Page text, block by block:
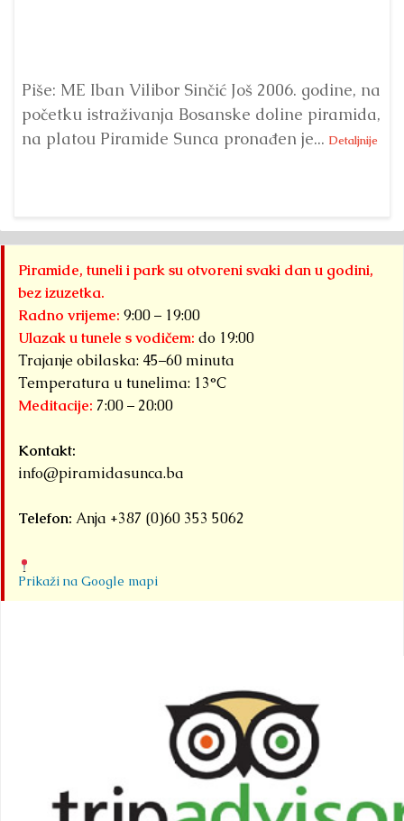
Piše: ME Iban Vilibor Sinčić Još 2006. godine, na
početku istraživanja Bosanske doline piramida,
na platou Piramide Sunca pronađen je... Detaljnije
Piramide, tuneli i park su otvoreni svaki dan u godini,
bez izuzetka.
Radno vrijeme: 9:00 – 19:00
Ulazak u tunele s vodičem: do 19:00
Trajanje obilaska: 45–60 minuta
Temperatura u tunelima: 13°C
Meditacije: 7:00 – 20:00
Kontakt:
info@piramidasunca.ba
Telefon: Anja +387 (0)60 353 5062
Prikaži na Google mapi